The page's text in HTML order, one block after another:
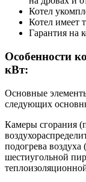
Котел
Котел имеет
Гарантия на
Особенности
кВт:
Основные
следующих
Камеры сгорания
подогрева
шестиугольной